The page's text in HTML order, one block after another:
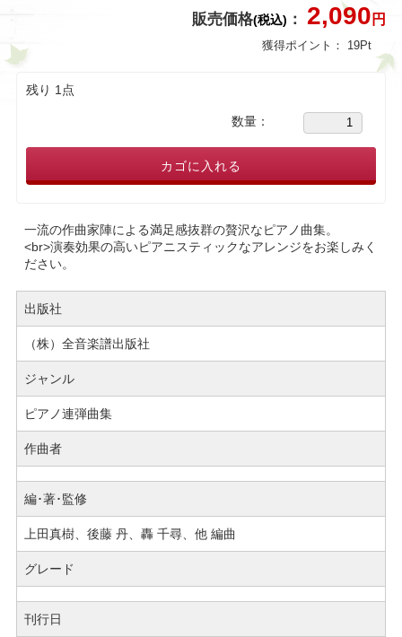
販売価格(税込) ： 2,090 円
獲得ポイント： 19Pt
残り 1点
数量：
カゴに入れる
一流の作曲家陣による満足感抜群の贅沢なピアノ曲集。
<br>演奏効果の高いピアニスティックなアレンジをお楽しみく
ださい。
出版社
（株）全音楽譜出版社
ジャンル
ピアノ連弾曲集
作曲者
編･著･監修
上田真樹、後藤 丹、轟 千尋、他 編曲
グレード
刊行日